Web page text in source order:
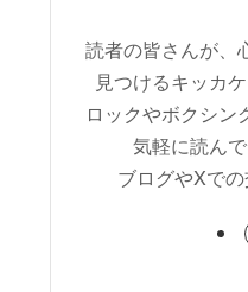
読者の皆さんが、
見つけるキッカ
ロックやボクシン
気軽に読ん
ブログやXで